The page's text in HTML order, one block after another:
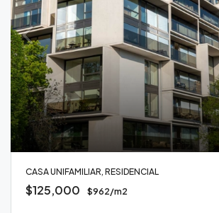
CASA UNIFAMILIAR, RESIDENCIAL
$125,000 $962/m2